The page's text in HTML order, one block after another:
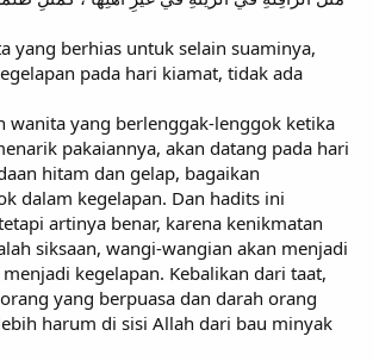
yang berhias untuk selain suaminya,
pada hari kiamat, tidak ada
wanita yang berlenggak-lenggok ketika
pakaiannya, akan datang pada hari
hitam dan gelap, bagaikan
dalam kegelapan. Dan hadits ini
artinya benar, karena kenikmatan
siksaan, wangi-wangian akan menjadi
kegelapan. Kebalikan dari taat,
yang berpuasa dan darah orang
harum di sisi Allah dari bau minyak